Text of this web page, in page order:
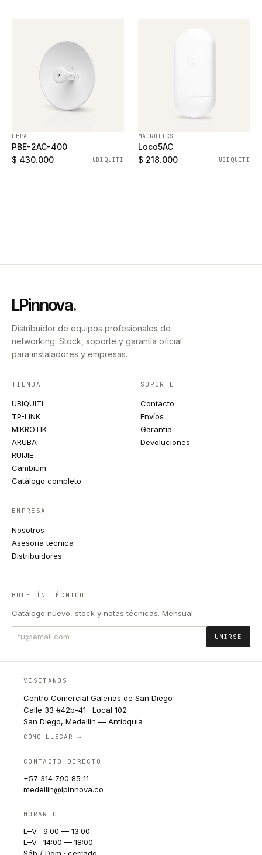
LEPA
PBE-2AC-400
$ 430.000
UBIQUITI
MACROTICS
Loco5AC
$ 218.000
UBIQUITI
LPinnova.
Distribuidor de equipos profesionales de
networking. Stock, soporte y garantía oficial
para instaladores y empresas.
TIENDA
UBIQUITI
TP-LINK
MIKROTIK
ARUBA
RUIJIE
Cambium
Catálogo completo
SOPORTE
Contacto
Envíos
Garantía
Devoluciones
EMPRESA
Nosotros
Asesoría técnica
Distribuidores
BOLETÍN TÉCNICO
Catálogo nuevo, stock y notas técnicas. Mensual.
UNIRSE
VISITANOS
Centro Comercial Galerias de San Diego
Calle 33 #42b-41 · Local 102
San Diego, Medellín — Antioquia
CÓMO LLEGAR →
CONTACTO DIRECTO
+57 314 790 85 11
medellin@lpinnova.co
HORARIO
L–V · 9:00 — 13:00
L–V · 14:00 — 18:00